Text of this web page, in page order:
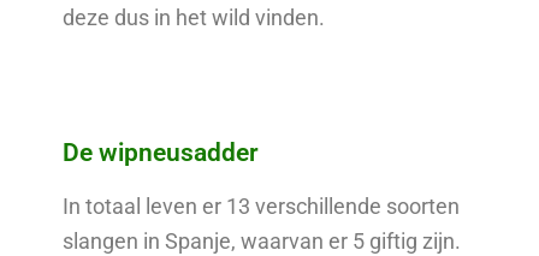
deze dus in het wild vinden.
De wipneusadder
In totaal leven er 13 verschillende soorten
slangen in Spanje, waarvan er 5 giftig zijn.